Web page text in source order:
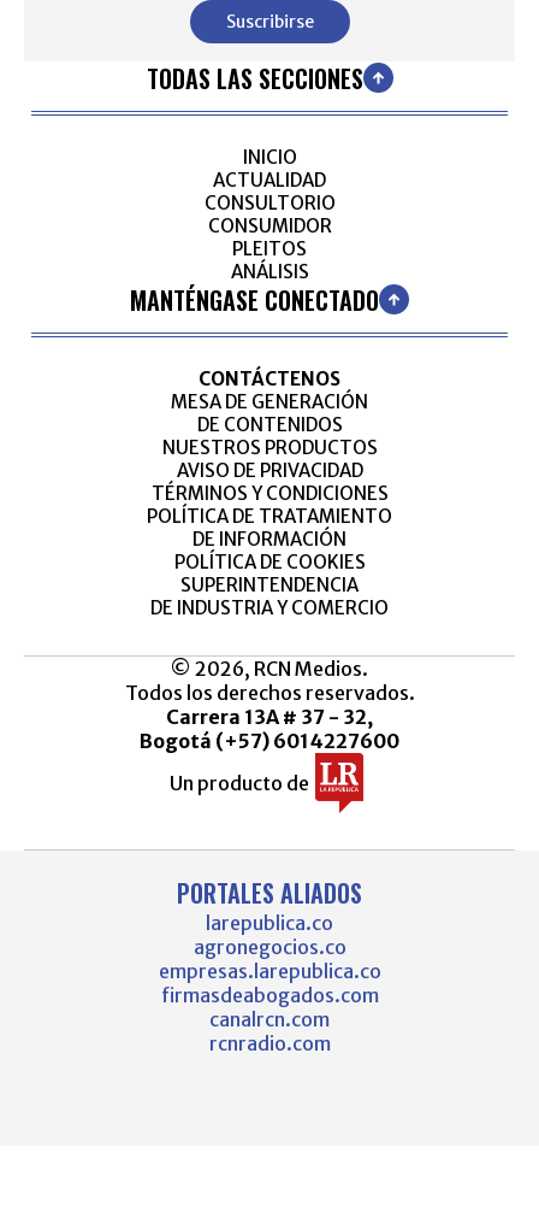
Suscribirse
TODAS LAS SECCIONES
INICIO
ACTUALIDAD
CONSULTORIO
CONSUMIDOR
PLEITOS
ANÁLISIS
MANTÉNGASE CONECTADO
CONTÁCTENOS
MESA DE GENERACIÓN
DE CONTENIDOS
NUESTROS PRODUCTOS
AVISO DE PRIVACIDAD
TÉRMINOS Y CONDICIONES
POLÍTICA DE TRATAMIENTO
DE INFORMACIÓN
POLÍTICA DE COOKIES
SUPERINTENDENCIA
DE INDUSTRIA Y COMERCIO
© 2026, RCN Medios.
Todos los derechos reservados.
Carrera 13A # 37 - 32,
Bogotá (+57) 6014227600
Un producto de
PORTALES ALIADOS
larepublica.co
agronegocios.co
empresas.larepublica.co
firmasdeabogados.com
canalrcn.com
rcnradio.com